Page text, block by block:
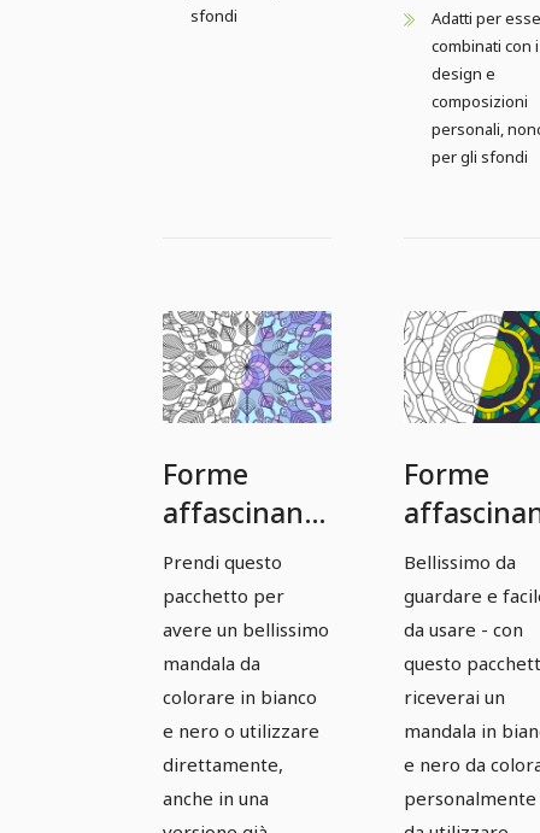
sfondi
Adatti per
combinati con
design e
composizioni
personali,
per gli sfondi
Forme
affascinanti:
modelli di
mandala
basati su
vettori -
Versione 09
Prendi questo
pacchetto per
avere un bellissimo
mandala da
colorare in bianco
e nero o utilizzare
direttamente,
anche in una
Forme
modelli di
mandala
basati su
vettori -
Versione
Bellissimo da
guardare e
da usare - con
questo
riceverai un
mandala in
e nero da
personalmente